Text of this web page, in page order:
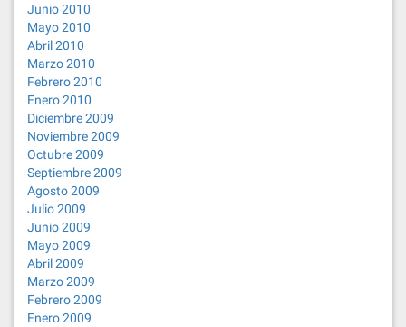
Junio 2010
Mayo 2010
Abril 2010
Marzo 2010
Febrero 2010
Enero 2010
Diciembre 2009
Noviembre 2009
Octubre 2009
Septiembre 2009
Agosto 2009
Julio 2009
Junio 2009
Mayo 2009
Abril 2009
Marzo 2009
Febrero 2009
Enero 2009